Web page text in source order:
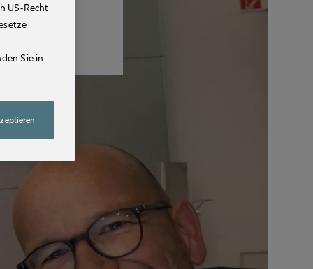
US-Recht
Sie in